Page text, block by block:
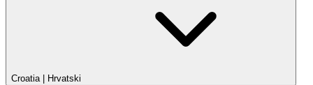
Croatia| Hrvatski